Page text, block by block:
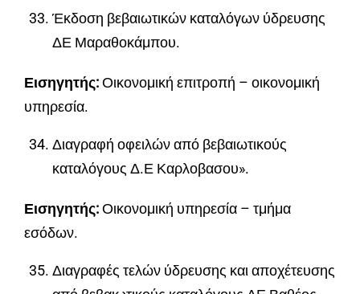
Έκδοση βεβαιωτικών καταλόγων ύδρευσης
ΔΕ Μαραθοκάμπου.
Εισηγητής:Οικονομική επιτροπή – οικονομική
υπηρεσία.
Διαγραφή οφειλών από βεβαιωτικούς
καταλόγους Δ.Ε Καρλοβασου».
Εισηγητής:Οικονομική υπηρεσία – τμήμα
εσόδων.
Διαγραφές τελών ύδρευσης και αποχέτευσης